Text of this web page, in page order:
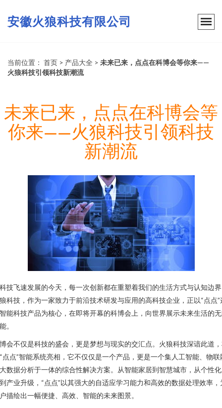
安徽火狼科技有限公司
当前位置： 首页 > 产品大全 > 未来已来，点点在科博会等你来——
火狼科技引领科技新潮流
未来已来，点点在科博会等
你来——火狼科技引领科技
新潮流
技飞速发展的今天，每一次创新都在重塑着我们的生活方式与认知边
科技，作为一家致力于前沿技术研发与应用的高科技企业，正以“点点”
能科技产品为核心，在即将开幕的科博会上，向世界展示未来生活的
。
会不仅是科技的盛会，更是梦想与现实的交汇点。火狼科技深谙此道
点点”智能系统亮相，它不仅仅是一个产品，更是一个集人工智能、物联
数据分析于一体的综合性解决方案。从智能家居到智慧城市，从个性
产业升级，“点点”以其强大的自适应学习能力和高效的数据处理效率，
描绘出一幅便捷、高效、智能的未来图景。